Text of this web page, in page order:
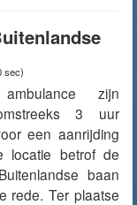
sec)
zijn
3 uur
een aanrijding
locatie betrof de
baan
rede. Ter plaatse